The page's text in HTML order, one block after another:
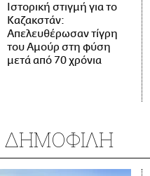
Ιστορική στιγμή για το
Καζακστάν:
Απελευθέρωσαν τίγρη
του Αμούρ στη φύση
μετά από 70 χρόνια
ΔΗΜΟΦΙΛΗ